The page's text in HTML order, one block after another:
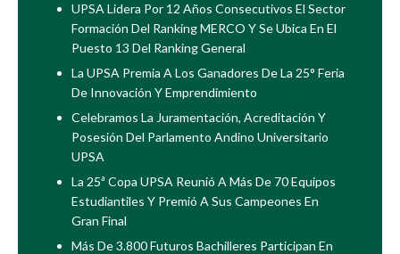
UPSA Lidera Por 12 Años Consecutivos El Sector
Formación Del Ranking MERCO Y Se Ubica En El
Puesto 13 Del Ranking General
La UPSA Premia A Los Ganadores De La 25° Feria
De Innovación Y Emprendimiento
Celebramos La Juramentación, Acreditación Y
Posesión Del Parlamento Andino Universitario
UPSA
La 25ª Copa UPSA Reunió A Más De 70 Equipos
Estudiantiles Y Premió A Sus Campeones En
Gran Final
Más De 3.800 Futuros Bachilleres Participan En